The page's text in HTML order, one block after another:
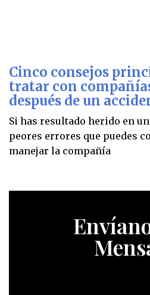
Cinco consejos
tratar con
después de un
Si has resultado herido en
peores errores que puedes
manejar la compañía